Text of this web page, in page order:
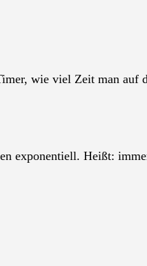
wie viel Zeit man auf
exponentiell. Heißt: